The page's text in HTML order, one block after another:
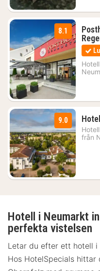
8.1
9.0
från
Hotell i Neumarkt
perfekta vistelsen
Letar du efter ett hotell i
Hos HotelSpecials